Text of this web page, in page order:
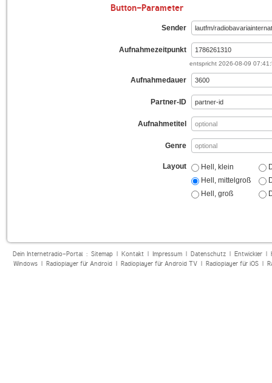
Button-Parameter
Sender
Aufnahmezeitpunkt
entspricht 2026-08-09
Aufnahmedauer
Partner-ID
Aufnahmetitel
Genre
Layout
Hell, klein
Hell, mittelgroß
Hell, groß
Dein Internetradio-Portal : Sitemap| Kontakt| Impressum| Datenschutz| Entwickler|
Windows| Radioplayer für Android| Radioplayer für Android TV| Radioplayer für iOS|